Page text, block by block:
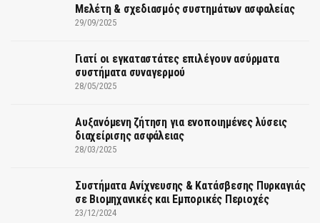
Μελέτη & σχεδιασμός συστημάτων ασφαλείας
29/09/2025
Γιατί οι εγκαταστάτες επιλέγουν ασύρματα
συστήματα συναγερμού
28/05/2025
Αυξανόμενη ζήτηση για ενοποιημένες λύσεις
διαχείρισης ασφάλειας
28/03/2025
Συστήματα Ανίχνευσης & Κατάσβεσης Πυρκαγιάς
σε Βιομηχανικές και Εμπορικές Περιοχές
23/12/2024